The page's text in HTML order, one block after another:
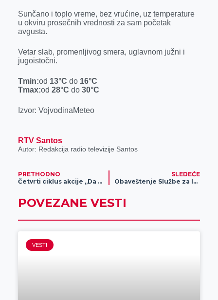
b
k
e
e
e
n
r
s
p
l
Sunčano i toplo vreme, bez vrućine, uz temperature
u okviru prosečnih vrednosti za sam početak
avgusta.
Vetar slab, promenljivog smera, uglavnom južni i
jugoistočni.
Tmin:od 13°C do 16°C
Tmax:od 28°C do 30°C
Izvor: VojvodinaMeteo
RTV Santos
Autor: Redakcija radio televizije Santos
PRETHODNO
Četvrti ciklus akcije „Da nam sela budu bliža“ realizovan u Botošu
SLEDEĆE
Obaveštenje Službe za lokalnu poresku administraciju
POVEZANE VESTI
VESTI